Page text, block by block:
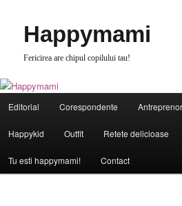
primaryHappymami
Fericirea are chipul copilului tau!
menu
Editorial Corespondente
Happykid Outfit Retete delicioase
Tu esti happymami! Contact